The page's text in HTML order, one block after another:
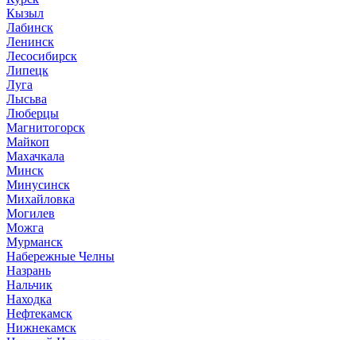
Кызыл
Лабинск
Ленинск
Лесосибирск
Липецк
Луга
Лысьва
Люберцы
Магнитогорск
Майкоп
Махачкала
Минск
Минусинск
Михайловка
Могилев
Можга
Мурманск
Набережные Челны
Назрань
Нальчик
Находка
Нефтекамск
Нижнекамск